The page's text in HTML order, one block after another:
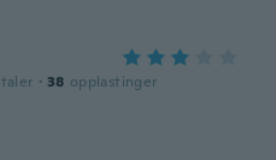
· 38 opplastinger